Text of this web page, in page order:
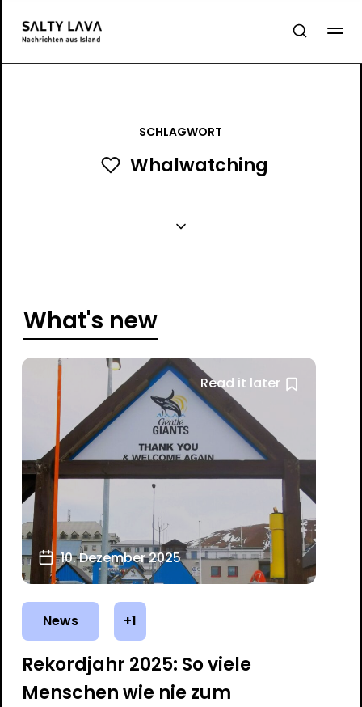
SCHLAGWORT
Whalwatching
What's new
Read it later
10. Dezember 2025
News +1
Rekordjahr 2025: So viele
Menschen wie nie zum